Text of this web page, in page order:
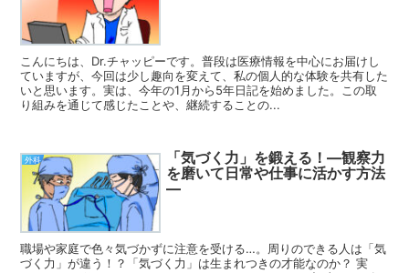
こんにちは、Dr.チャッピーです。普段は医療情報を中心にお届けし
ていますが、今回は少し趣向を変えて、私の個人的な体験を共有した
いと思います。実は、今年の1月から5年日記を始めました。この取
り組みを通じて感じたことや、継続することの...
外科
「気づく力」を鍛える！—観察力
を磨いて日常や仕事に活かす方法
—
職場や家庭で色々気づかずに注意を受ける…。周りのできる人は「気
づく力」が違う！？「気づく力」は生まれつきの才能なのか？ 実